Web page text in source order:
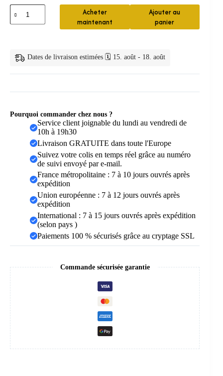
quantité
de
bambou
Dent
Lot
Ecologique
Acheter
maintenant
Ajouter au
panier
Dates de livraison estimées 🗓️ 15. août - 18. août
Pourquoi commander chez nous ?
Service client joignable du lundi au vendredi de
10h à 19h30
Livraison GRATUITE dans toute l'Europe
Suivez votre colis en temps réel grâce au numéro
de suivi envoyé par e-mail.
France métropolitaine : 7 à 10 jours ouvrés après
expédition
Union européenne : 7 à 12 jours ouvrés après
expédition
International : 7 à 15 jours ouvrés après expédition
(selon pays )
Paiements 100 % sécurisés grâce au cryptage SSL
Commande sécurisée garantie